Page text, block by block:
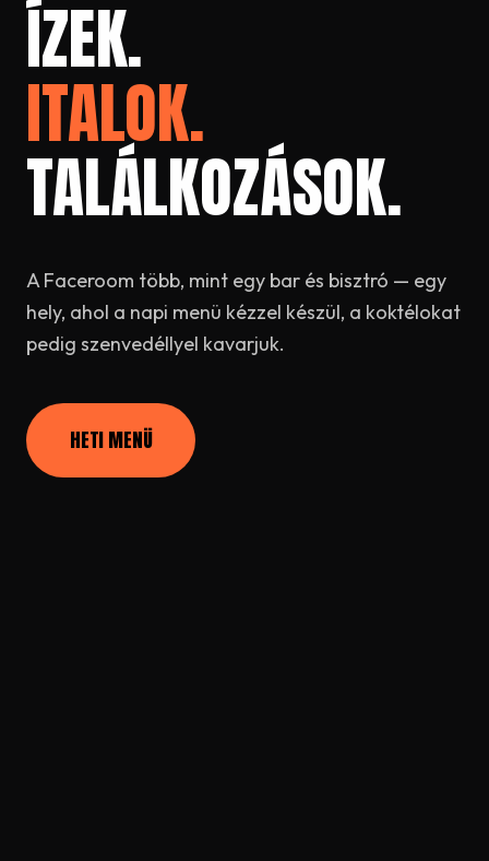
ÍZEK.
ITALOK.
TALÁLKOZÁSOK.
A Faceroom több, mint egy bar és bisztró — egy
hely, ahol a napi menü kézzel készül, a koktélokat
pedig szenvedéllyel kavarjuk.
HETI MENÜ